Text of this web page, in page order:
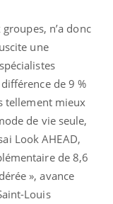
n’a donc
une
de 9 %
tellement mieux
de vie seule,
Look AHEAD,
de 8,6
», avance
Louis